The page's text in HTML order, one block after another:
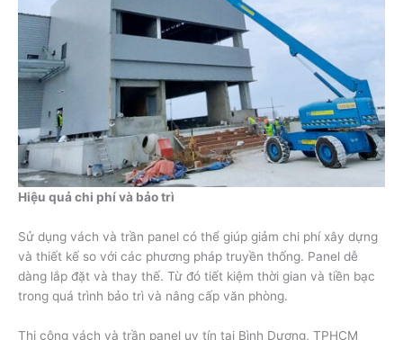
Hiệu quả chi phí và bảo trì
Sử dụng vách và trần panel có thể giúp giảm chi phí xây dựng
và thiết kế so với các phương pháp truyền thống. Panel dễ
dàng lắp đặt và thay thế. Từ đó tiết kiệm thời gian và tiền bạc
trong quá trình bảo trì và nâng cấp văn phòng.
Thi công vách và trần panel uy tín tại Bình Dương, TPHCM